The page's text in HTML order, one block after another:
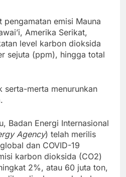
pengamatan emisi Mauna
Amerika Serikat,
level karbon dioksida
sejuta (ppm), hingga total
serta-merta menurunkan
Badan Energi Internasional
Agency) telah merilis
dan COVID-19
karbon dioksida (CO2)
2%, atau 60 juta ton,